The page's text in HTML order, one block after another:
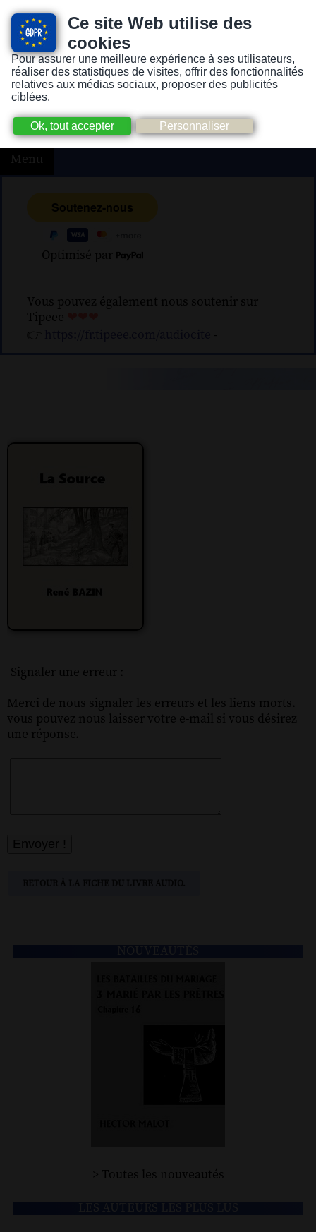
Ce site Web utilise des
cookies
Pour assurer une meilleure expérience à ses utilisateurs,
réaliser des statistiques de visites, offrir des fonctionnalités
relatives aux médias sociaux, proposer des publicités
ciblées.
Version pour personnes mal-voyantes ou non-voyantes
Menu
Optimisé par
Vous pouvez également nous soutenir sur
Tipeee
👉
-
Signaler une erreur :
Merci de nous signaler les erreurs et les liens morts.
vous pouvez nous laisser votre e-mail si vous désirez
une réponse.
> Toutes les nouveautés